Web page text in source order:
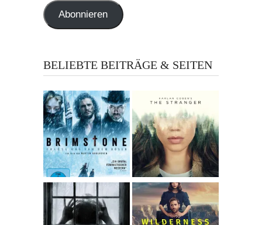
Abonnieren
BELIEBTE BEITRÄGE & SEITEN